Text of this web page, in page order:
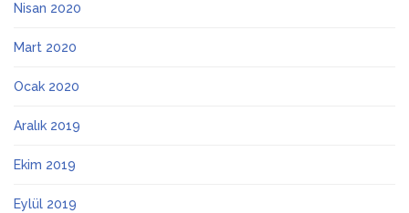
Nisan 2020
Mart 2020
Ocak 2020
Aralık 2019
Ekim 2019
Eylül 2019